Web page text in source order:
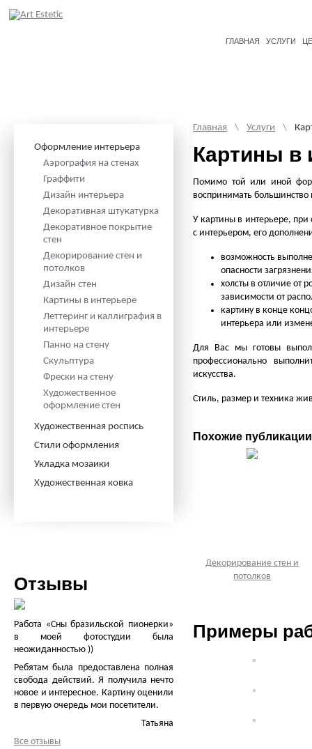
ГЛАВНАЯ УСЛУГИ
Оформление интерьера
Аэрография на стенах
Граффити
Дизайн интерьера
Декоративная штукатурка
Декоративное покрытие
стен
Декорирование стен и
потолков
Дизайн стен
Картины в интерьере
Леттеринг и каллиграфия в
интерьере
Панно на стену
Скульптура
Фрески на стену
Художественное
оформление стен
Художественная роспись
Стили оформления
Укладка мозаики
Художественная ковка
Отзывы
Работа «Сны бразильской пионерки»
в моей фотостудии была
неожиданностью ))
Ребятам была предоставлена полная
свобода действий. Я получила нечто
новое и интересное. Картину оценили
в первую очередь мои посетители.
Татьяна
Все отзывы
Главная \ Услуги \
Картины в
Помимо той или иной
воспринимать большинство
У картины в интерьере,
с интерьером, его
возможность
опасности
холсты в отличие от
зависимости от
картину в конце
интерьера или
Для Вас мы готовы
профессионально
искусства.
Стиль, размер и техника
Похожие
Декорирование стен и
потолков
Примеры